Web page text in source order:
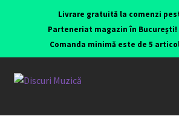
Livrare gratuită la comenzi
Parteneriat magazin în
Comanda minimă este de 5
Viniluri ediții originale anii 70-90